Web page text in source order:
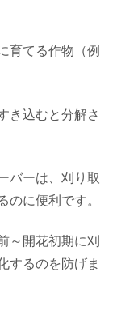
育てる作物（例
き込むと分解さ
バーは、刈り取
のに便利です。
～開花初期に刈
するのを防げま